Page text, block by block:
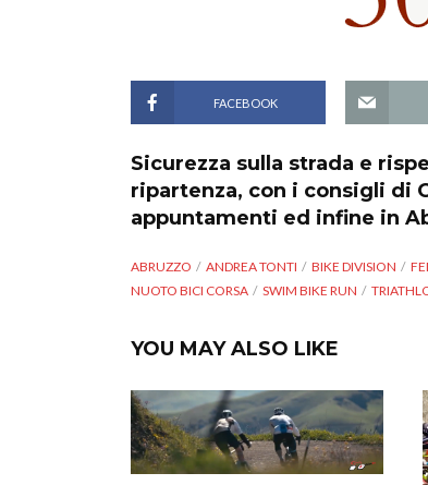
FACEBOOK
Sicurezza sulla strada e
ripartenza, con i consigli di
appuntamenti ed infine in
ABRUZZO ANDREA TONTI BIKE DIVISION
NUOTO BICI CORSA
SWIM BIKE RUN
YOU MAY ALSO LIKE